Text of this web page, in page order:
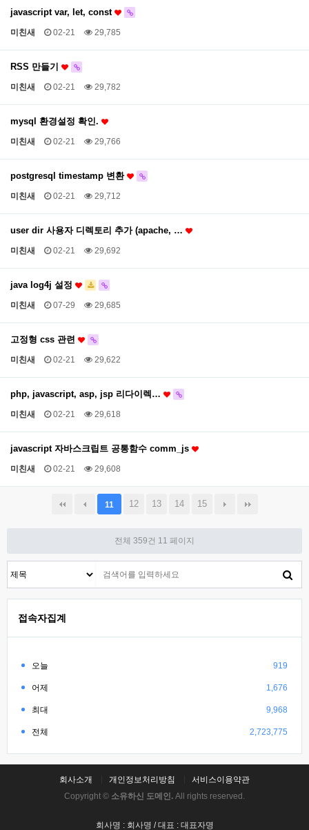
javascript var, let, const
미친새 02-21 29,785
RSS 만들기
미친새 02-21 29,782
mysql 환경설정 확인.
미친새 02-21 29,766
postgresql timestamp 변환
미친새 02-21 29,712
user dir 사용자 디렉토리 추가 (apache, …
미친새 02-21 29,692
java log4j 설정
미친새 07-29 29,685
고정형 css 관련
미친새 02-21 29,622
php, javascript, asp, jsp 리다이렉…
미친새 02-21 29,618
javascript 자바스크립트 공통함수 comm_js
미친새 02-21 29,608
11 12 13 14 15
전체 359건 11 페이지
접속자집계
오늘 919
어제 1,676
최대 9,968
전체 2,723,775
회사소개 개인정보처리방침
서비스이용약관
Copyright © 소유하신 도메인. All rights reserved.
회사명 : 회사명 / 대표 : 대표자명